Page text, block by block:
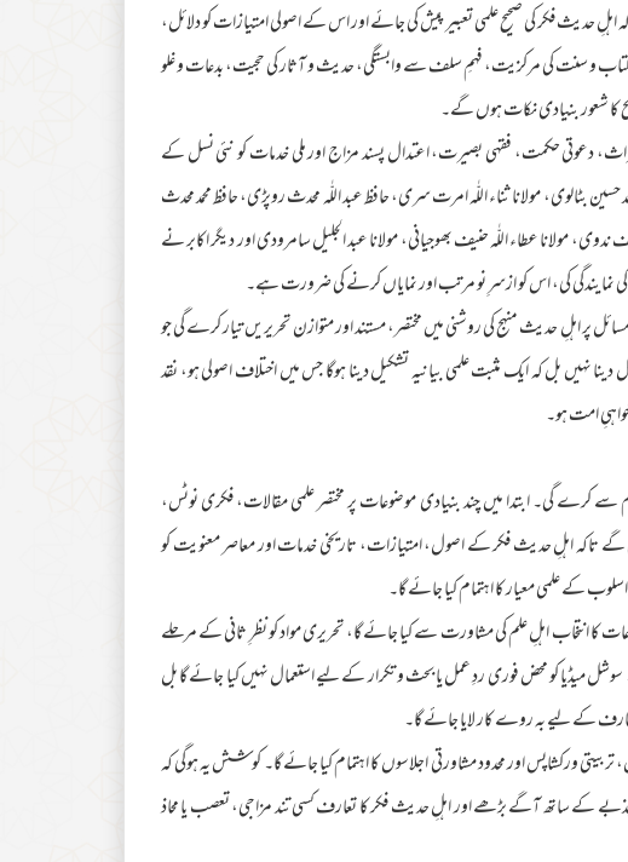
فکر کی صحیح علمی تعبیر پیش کی جائے اور اس کے اصولی امتیازات کو دلائل،
و سنت کی مرکزیت، فہمِ سلف سے وابستگی، حدیث و آثار کی حجیت، بدعات و غلو
کا شعور بنیادی نکات ہوں گے۔
دعوتی حکمت، فقہی بصیرت، اعتدال پسند مزاج اور ملی خدمات کو نئی نسل کے
حسین بٹالوی، مولانا ثناء اللّٰہ امرت سری، حافظ عبد اللّٰہ محدث روپڑی، حافظ محمد محدث
ندوی، مولانا عطاء اللّٰہ حنیف بھوجیانی، مولانا عبد الجلیل سامرودی اور دیگر اکابر نے
نمایندگی کی، اس کو ازسرِ نو مرتب اور نمایاں کرنے کی ضرورت ہے۔
پر اہلِ حدیث منہج کی روشنی میں مختصر، مستند اور متوازن تحریریں تیار کرے گی جو
بل کہ ایک مثبت علمی بیانیہ تشکیل دینا ہوگا جس میں اختلاف اصولی ہو، نقد
امت ہو۔
سے کرے گی۔ ابتدا میں چند بنیادی موضوعات پر مختصر علمی مقالات، فکری نوٹس،
گے تاکہ اہلِ حدیث فکر کے اصول، امتیازات، تاریخی خدمات اور معاصر معنویت کو
کے علمی معیار کا اہتمام کیا جائے گا۔
کا انتخاب اہلِ علم کی مشاورت سے کیا جائے گا، تحریری مواد کو نظرِ ثانی کے مرحلے
میڈیا کو محض فوری ردِ عمل یا بحث و تکرار کے لیے استعمال نہیں کیا جائے گا بل
کے لیے بہ روے کار لایا جائے گا۔
ورکشاپس اور محدود مشاورتی اجلاسوں کا اہتمام کیا جائے گا۔ کوشش یہ ہوگی کہ
کے ساتھ آگے بڑھے اور اہلِ حدیث فکر کا تعارف کسی تند مزاجی، تعصب یا محاذ